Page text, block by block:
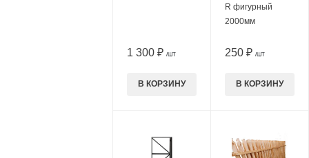
1 300 ₽ /ШТ
В КОРЗИНУ
R фигурный
2000мм
250 ₽ /ШТ
В КОРЗИНУ